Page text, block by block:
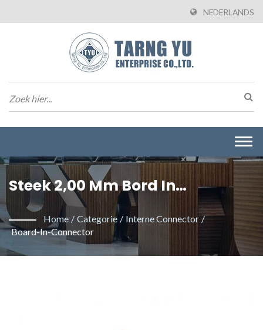
NEDERLANDS
Steek 2,00 Mm Bord In
Connector. / Tarng Yu
Enterprise Co., Ltd. Is Een
Professionele Fabrikant Die
Home / Categorie / Interne Connector /
Board-In-Connector